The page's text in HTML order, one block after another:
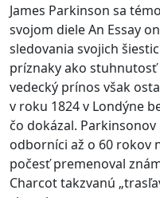
James Parkinson sa
svojom diele An Essay
sledovania svojich
príznaky ako stuhnutosť
vedecký prínos však
v roku 1824 v Londýne
čo dokázal.
odborníci až o 60 rokov
počesť premenoval
Charcot takzvanú